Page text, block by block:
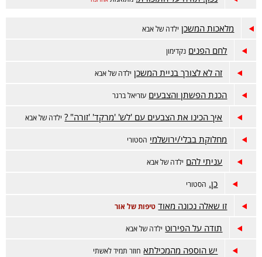
מלאכות המשכן ילדה של אבא
לחם הפנים נקדימון
זה לא לצורך בניית המשכן ילדה של אבא
הכנת הפשתן והצבעים עזריאל ברגר
איך הכינו את הצבעים עם 'לש' 'מרקד' 'זורה" ? ילדה של אבא
מחלוקת בבלי/ירושלמי הסטורי
עניתי להם ילדה של אבא
כן. הסטורי
זו שאלה נכונה מאוד טיפות של אור
תודה על הפירוט ילדה של אבא
יש הוספה מהמכילתא חוזר תמיד לאשתי